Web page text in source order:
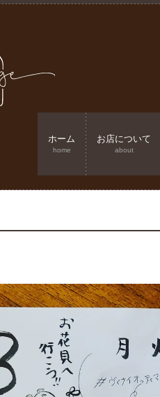
ホーム
home
お店について
about